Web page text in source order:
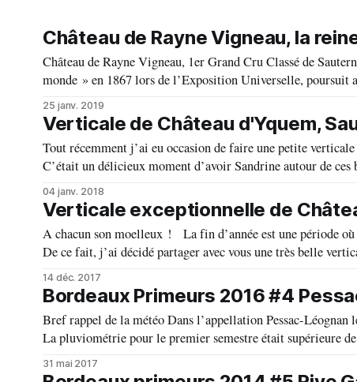
Château de Rayne Vigneau, la
Château de Rayne Vigneau, 1er Grand Cru Classé de
monde » en 1867 lors de l’Exposition Universelle, poursuit aujourd’hui sa route
Vigneau est assis sur une magnifique croupe dominant
25 janv. 2019
Verticale de Château d'Yquem,
Tout récemment j’ai eu occasion de faire une petite
C’était un délicieux moment d’avoir Sandrine autour de ces
04 janv. 2018
Verticale exceptionnelle de
A chacun son moelleux ! La fin d’année est une période où la consommation de divers vins moelleux, liquoreux ou sucrés bat son plein.
De ce fait, j’ai décidé partager avec vous une très belle
14 déc. 2017
Bordeaux Primeurs 2016 #4
Bref rappel de la météo Dans l’appellation Pessac-Léognan le scenario était quasi similaire par rapport à d’autres appellations du Bordelais.
La pluviométrie pour le premier semestre était supérieure de
du mi-juin s’
31 mai 2017